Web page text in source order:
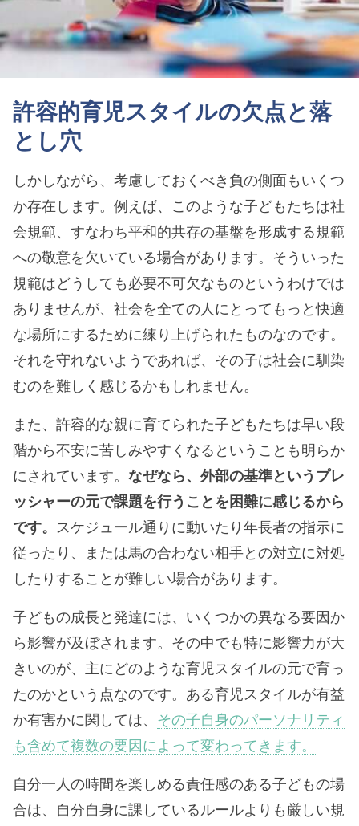
許容的育児スタイルの欠点と落
とし穴
しかしながら、考慮しておくべき負の側面もいくつ
か存在します。例えば、このような子どもたちは社
会規範、すなわち平和的共存の基盤を形成する規範
への敬意を欠いている場合があります。そういった
規範はどうしても必要不可欠なものというわけでは
ありませんが、社会を全ての人にとってもっと快適
な場所にするために練り上げられたものなのです。
それを守れないようであれば、その子は社会に馴染
むのを難しく感じるかもしれません。
また、許容的な親に育てられた子どもたちは早い段
階から不安に苦しみやすくなるということも明らか
にされています。 なぜなら、外部の基準というプレ
ッシャーの元で課題を行うことを困難に感じるから
です。
スケジュール通りに動いたり年長者の指示に
従ったり、または馬の合わない相手との対立に対処
したりすることが難しい場合があります。
子どもの成長と発達には、いくつかの異なる要因か
ら影響が及ぼされます。その中でも特に影響力が大
きいのが、主にどのような育児スタイルの元で育っ
たのかという点なのです。ある育児スタイルが有益
か有害かに関しては、 その子自身のパーソナリティ
も含めて複数の要因によって変わってきます。
自分一人の時間を楽しめる責任感のある子どもの場
合は、自分自身に課しているルールよりも厳しい規